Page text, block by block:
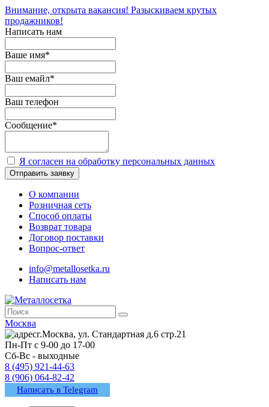
Внимание, открыта вакансия! Разыскиваем крутых
продажников!
Написать нам
Ваше имя*
Ваш емайл*
Ваш телефон
Сообщение*
Я согласен на обработку персональных данных
Отправить заявку
О компании
Розничная сеть
Способ оплаты
Возврат товара
Договор поставки
Вопрос-ответ
info@metallosetka.ru
Написать нам
Москва
г.Москва, ул. Стандартная д.6 стр.21
Пн-Пт с 9-00 до 17-00
Сб-Вс - выходные
8 (495) 921-44-63
8 (906) 064-82-42
Написать в Telegram